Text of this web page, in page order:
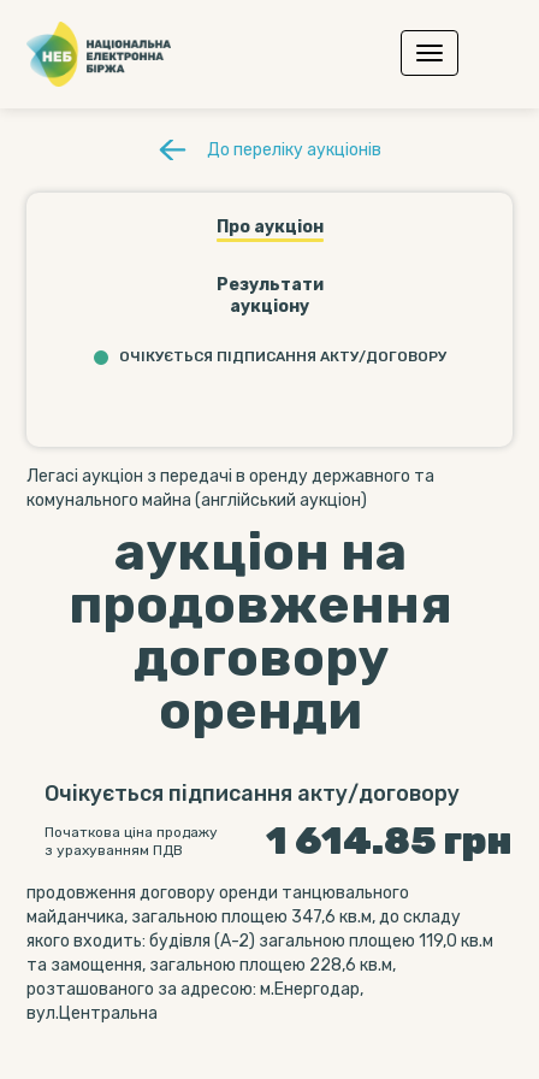
До переліку аукціонів
Про аукціон
Результати
аукціону
ОЧІКУЄТЬСЯ ПІДПИСАННЯ АКТУ/ДОГОВОРУ
Легасі аукціон з передачі в оренду державного та
комунального майна (англійський аукціон)
аукціон на
продовження
договору
оренди
Очікується підписання акту/договору
Початкова ціна продажу
з урахуванням ПДВ
1 614.85 грн
продовження договору оренди танцювального
майданчика, загальною площею 347,6 кв.м, до складу
якого входить: будівля (А-2) загальною площею 119,0 кв.м
та замощення, загальною площею 228,6 кв.м,
розташованого за адресою: м.Енергодар,
вул.Центральна